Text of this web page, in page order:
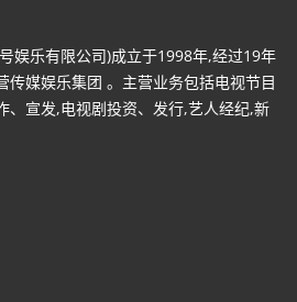
娱乐有限公司)成立于1998年,经过19年
传媒娱乐集团 。主营业务包括电视节目
、宣发,电视剧投资、发行,艺人经纪,新